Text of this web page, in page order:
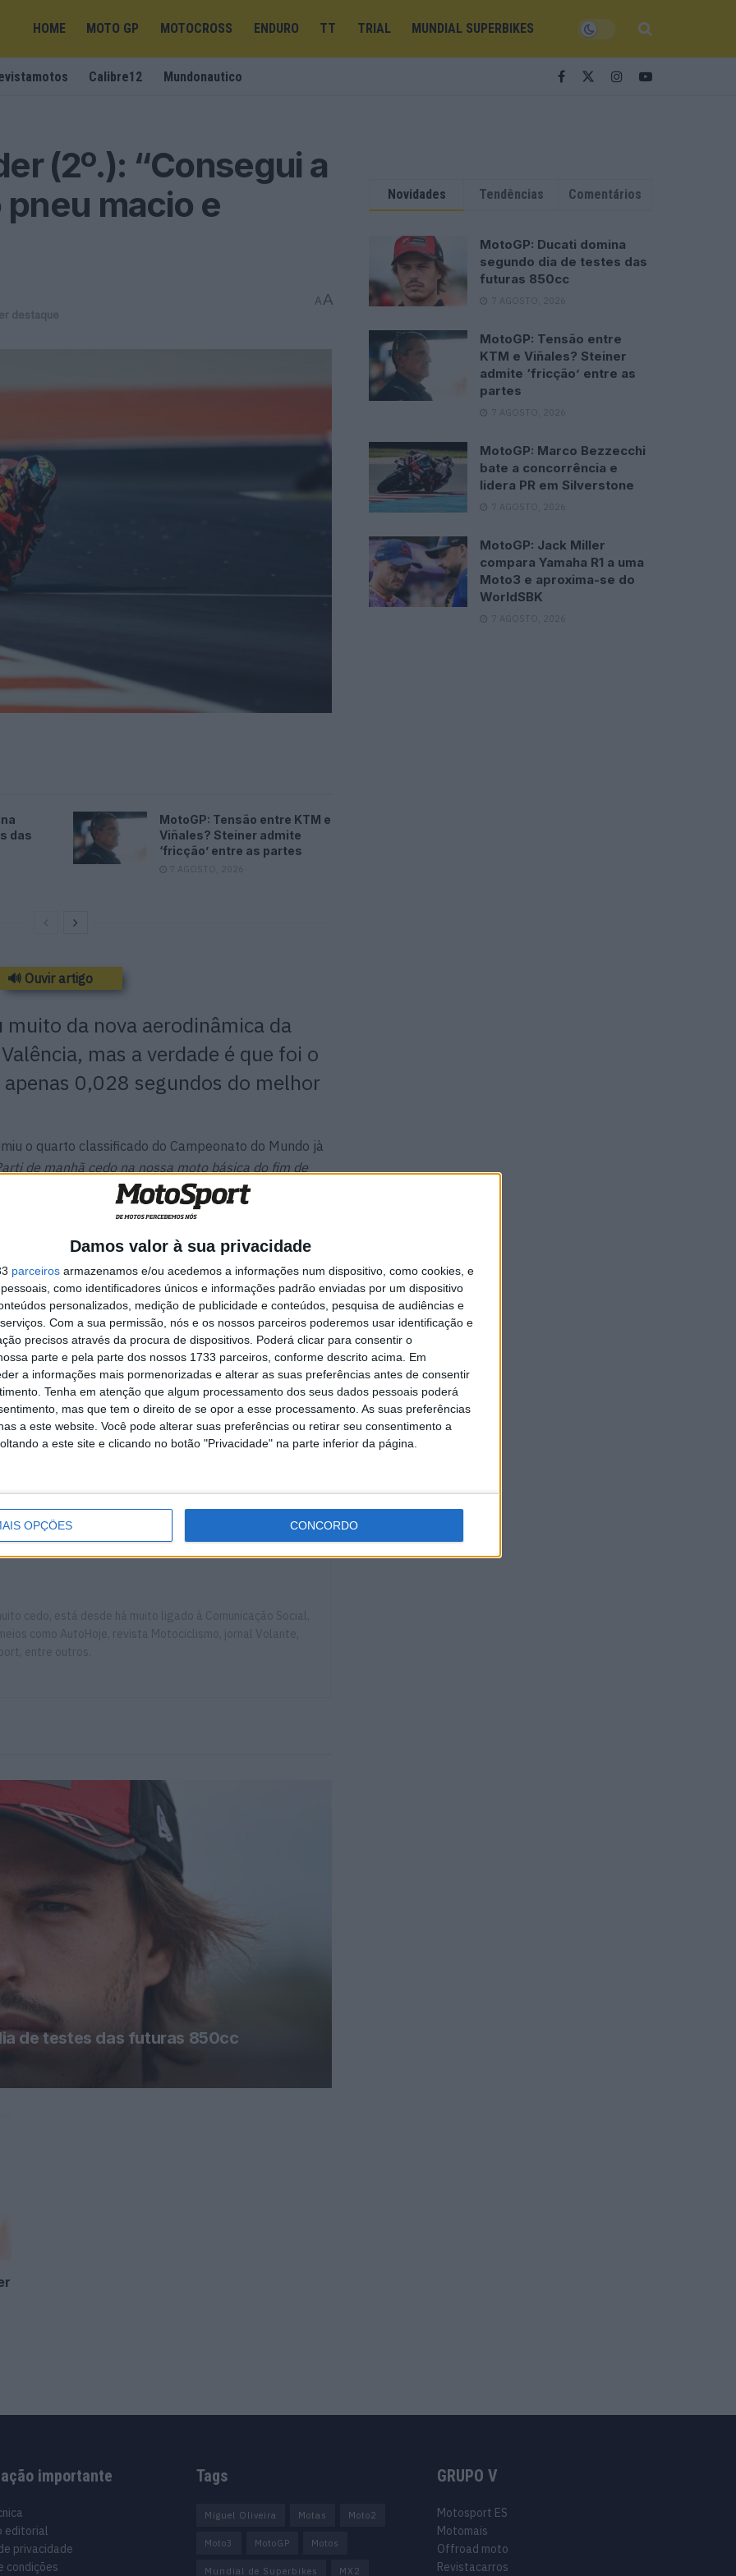
Damos valor à sua privacidade
parceiros armazenamos e/ou acedemos a informações num dispositivo, como cookies, e
como identificadores únicos e informações padrão enviadas por um dispositivo
personalizados, medição de publicidade e conteúdos, pesquisa de audiências e
Com a sua permissão, nós e os nossos parceiros poderemos usar identificação e
precisos através da procura de dispositivos. Poderá clicar para consentir o
parte e pela parte dos nossos 1733 parceiros, conforme descrito acima. Em
a informações mais pormenorizadas e alterar as suas preferências antes de consentir
Tenha em atenção que algum processamento dos seus dados pessoais poderá
mas que tem o direito de se opor a esse processamento. As suas preferências
a este website. Você pode alterar suas preferências ou retirar seu consentimento a
a este site e clicando no botão "Privacidade" na parte inferior da página.
OPÇÕES CONCORDO
HOME MOTO GP MOTOCROSS ENDURO TT TRIAL MUNDIAL SUPERBIKES
Calibre12 Mundonautico
(2º.): “Consegui a
macio e
destaque
AA
das
MotoGP: Tensão entre KTM e
Viñales? Steiner admite
‘fricção’ entre as partes
7 AGOSTO, 2026
🔊 Ouvir artigo
da nova aerodinâmica da
mas a verdade é que foi o
0,028 segundos do melhor
o quarto classificado do Campeonato do Mundo jà
de manhã cedo na nossa moto básica do fim de
testámos um novo pacote aerodinâmico, então
foram muito bons. O bom é que os nossos técnicos
sorte, preservar as partes da moto deste ano.
escape que alteraram ligeiramente a curva de
traseira e na dianteira durante todo o dia. Só no final é
para poder voltar a procurar tempos e descobrir o
uma volta rápida e depois sofri uma pequena
bastante rápido no final, o que me surpreendeu
não permitiam um tempo máximo. É incrível a
Agora estou feliz por poder entrar nas férias de
o sul-africano.
KTM KTM RC16
MotoGP
cedo, está desde há muito ligado à Comunicação Social,
como AutoHoje, revista Motociclismo, jornal Volante,
entre outros.
de testes das futuras 850cc
Novidades Tendências Comentários
MotoGP: Ducati domina
segundo dia de testes das
futuras 850cc
7 AGOSTO, 2026
MotoGP: Tensão entre
KTM e Viñales? Steiner
admite ‘fricção’ entre as
partes
7 AGOSTO, 2026
MotoGP: Marco Bezzecchi
bate a concorrência e
lidera PR em Silverstone
7 AGOSTO, 2026
MotoGP: Jack Miller
compara Yamaha R1 a uma
Moto3 e aproxima-se do
WorldSBK
7 AGOSTO, 2026
importante
editorial
privacidade
condições
Tags
Miguel Oliveira Motas Moto2
Moto3 MotoGP Motos
Mundial de Superbikes MX2
GRUPO V
Motosport ES
Motomais
Offroad moto
Revistacarros